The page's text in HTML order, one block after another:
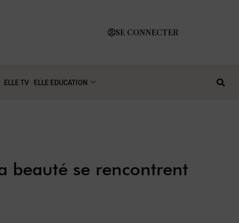
SE CONNECTER
ELLE TV ELLE EDUCATION
beauté se rencontrent